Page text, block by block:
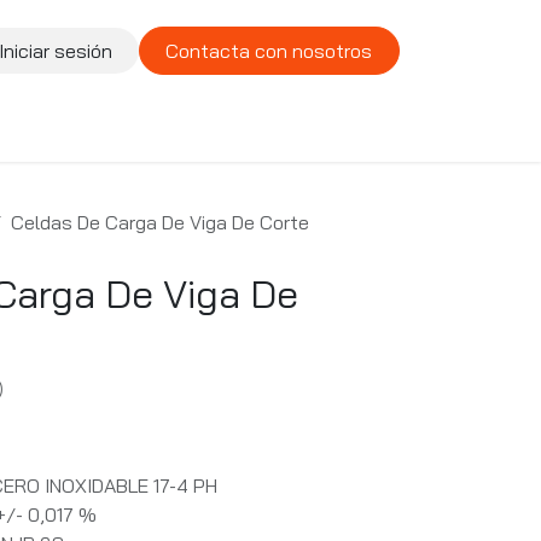
Iniciar sesión Contacta con nosotros
Celdas De Carga De Viga De Corte
De Viga De
INOXIDABLE 17-4 PH
0,017 %